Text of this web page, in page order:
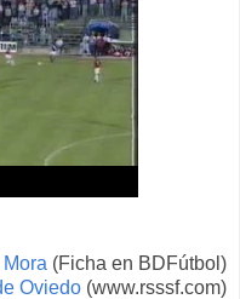
(Ficha en BDFútbol)
Oviedo (www.rsssf.com)